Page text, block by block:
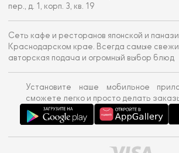
пер., д. 1, корп. 3, кв. 19
Сеть кафе и ресторанов японской и
Краснодарском крае. Всегда самые
авторская подача и огромный выбор блюд
Установите наше мобильное
сможете легко и просто делать